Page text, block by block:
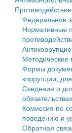
Правила
Генеральные
Проекты
Собрание
Городское
Сельские
Федеральное
Нормативные
Методические
Формы
коррупции,
Сведения о
Комиссия по
поведению и
Обратная